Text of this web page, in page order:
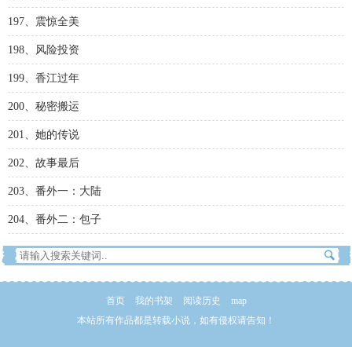
197、震惊全美
198、风险投资
199、香江过年
200、秘密搬运
201、她的传说
202、故事最后
203、番外一：大陆
204、番外二：包子
首页 我的书架 阅读历史
map
本站所有作品都是转载小说，如有侵权请告知！